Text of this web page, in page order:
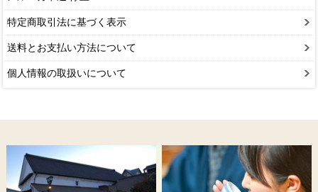
特定商取引法に基づく表示
送料とお支払い方法について
個人情報の取扱いについて